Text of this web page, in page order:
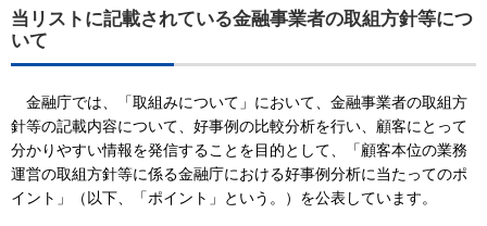
当リストに記載されている金融事業者の取組方針等につ
いて
金融庁では、「取組みについて」において、金融事業者の取組方
針等の記載内容について、好事例の比較分析を行い、顧客にとって
分かりやすい情報を発信することを目的として、「顧客本位の業務
運営の取組方針等に係る金融庁における好事例分析に当たってのポ
イント」（以下、「ポイント」という。）を公表しています。